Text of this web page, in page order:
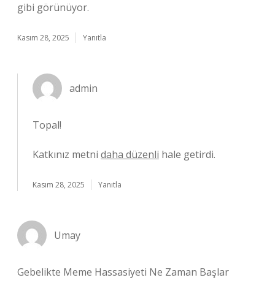
gibi görünüyor.
Kasım 28, 2025 Yanıtla
admin
Topal!
Katkınız metni daha düzenli hale getirdi.
Kasım 28, 2025 Yanıtla
Umay
Gebelikte Meme Hassasiyeti Ne Zaman Başlar